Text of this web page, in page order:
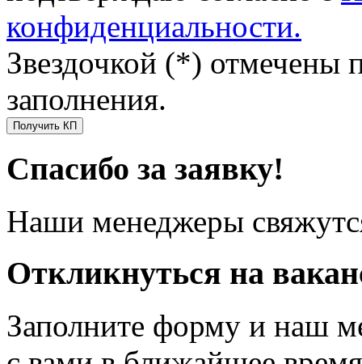
конфиденциальности.
Звездочкой (*) отмечены
заполнения.
Получить КП
Спасибо за заявку!
Наши менеджеры
Откликнуться на
Заполните форму и наш